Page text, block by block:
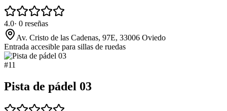
4.0· 0 reseñas
Av. Cristo de las Cadenas, 97E, 33006 Oviedo
Entrada accesible para sillas de ruedas
#11
Pista de pádel 03